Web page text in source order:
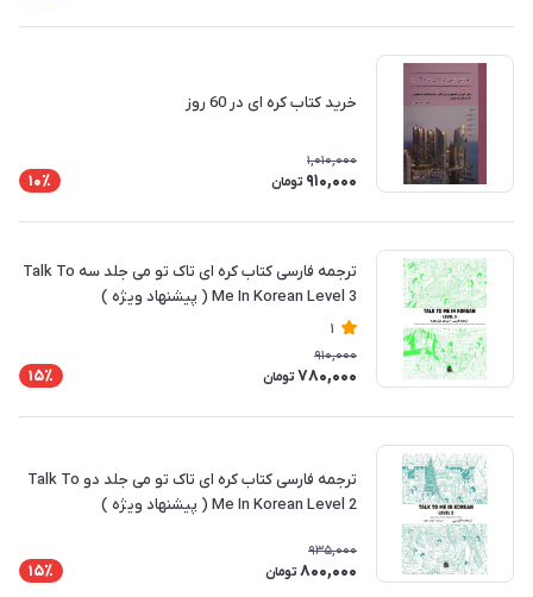
خرید کتاب کره‌ ای در 60 روز
1,010,000
910,000 تومان 10٪
ترجمه فارسی کتاب کره ای تاک تو می جلد سه Talk To
Me In Korean Level 3 ( پیشنهاد ویژه )
1
910,000
780,000 تومان 15٪
ترجمه فارسی کتاب کره ای تاک تو می جلد دو Talk To
Me In Korean Level 2 ( پیشنهاد ویژه )
935,000
800,000 تومان 15٪